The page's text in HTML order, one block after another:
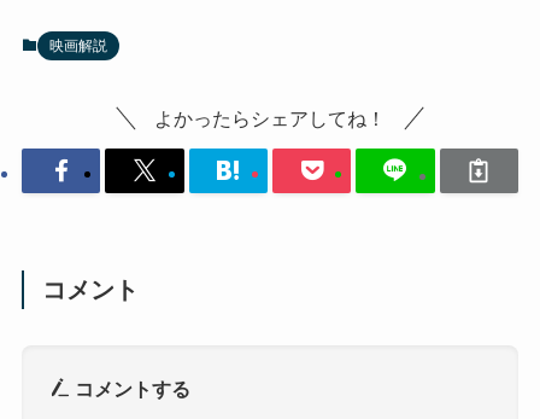
映画解説
よかったらシェアしてね！
コメント
コメントする